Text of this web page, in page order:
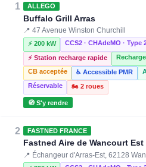
1 ALLEGO
Buffalo Grill Arras
📍 47 Avenue Winston Churchill
⚡ 200 kW CCS2 · CHAdeMO · Type
⚡ Station recharge rapide
CB acceptée
♿ Accessible PMR
Réservable
🏍️ 2 roues
🧭 S'y rendre
2 FASTNED FRANCE
Fastned Aire de Wancourt Est
📍 Échangeur d'Arras-Est, 62128